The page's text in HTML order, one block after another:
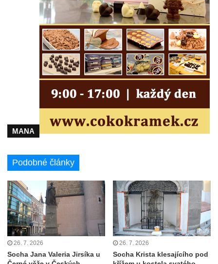
Kostel svatého Jiří v Jiříkově
Kostel svatého Jiří ve Chřibské
Kostel svatého Františka z Assisi na
Studánce
Kostel svaté Kateřiny Alexandrijské
(Sienské) v Dolním Podluží
Kostel svatého Jiří v Horním Slavkově
Kaple Božího Těla u kostela svatého Jiří v
Horním Slavkově
Kostel svatého Jana Nepomuckého ve
Hřbitovní kaple Ignaze Clara ve Hřensku
Boru
Výklenková kaple v severní části Petrovic
Evangelický kostel v Česká Kamenici
Kaple Nejsvětější Trojice v Nové Vsi (Ústí
MANA
Podobné články
26. 7. 2026
Socha Jana Valeria Jirsíka u
26. 7. 2026
Socha Krista klesajícího pod